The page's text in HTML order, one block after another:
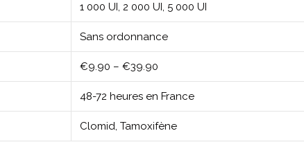
1 000 UI, 2 000 UI, 5 000 UI
Sans ordonnance
€9.90 – €39.90
48-72 heures en France
Clomid, Tamoxifène